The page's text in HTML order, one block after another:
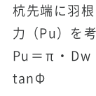
杭先端に羽
力（Pu）を
Pu＝π・Dw
tanΦ